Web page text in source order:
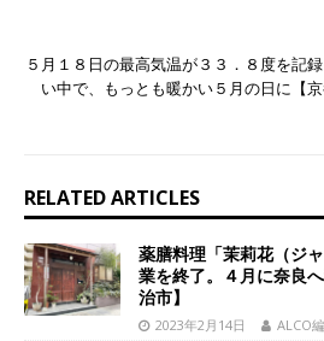
５月１８日の最高気温が３３．８度を記
い中で、もっとも暖かい５月の日に【
RELATED ARTICLES
薬膳料理「茉莉花（ジ
業を終了。４月に奈良
治市】
2023年2月14日 ALCO